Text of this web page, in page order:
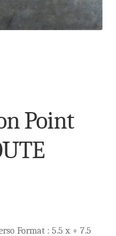
Point
Format : 5.5 x + 7.5